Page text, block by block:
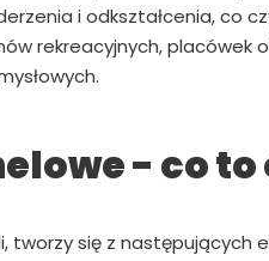
i odkształcenia, co
rekreacyjnych, placówek
- co to
tworzy się z następujących